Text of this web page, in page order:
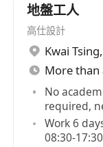
地盤工人
高仕設計
Kwai Tsing,
More than
No
required,
welcome
Work 6
08:30-17:30